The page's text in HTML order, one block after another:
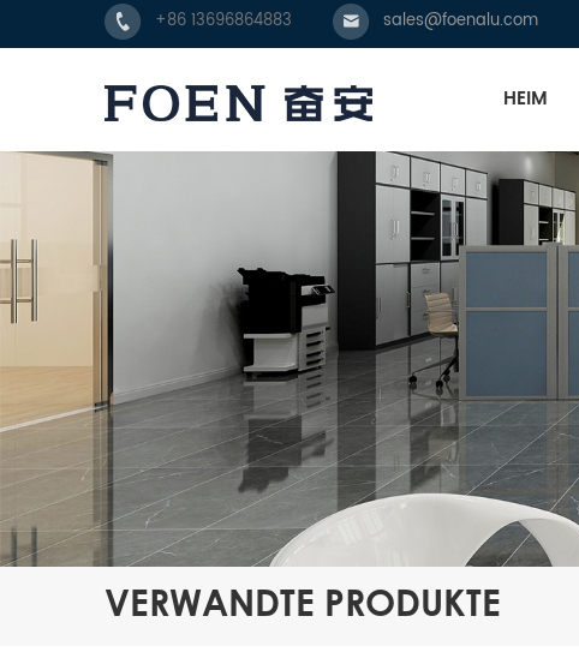
+86 13696864883 sales@foenalu.com
HEIM
VERWANDTE PRODUKTE